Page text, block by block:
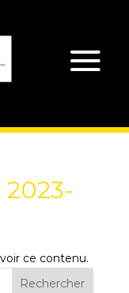
2023-
ce contenu.